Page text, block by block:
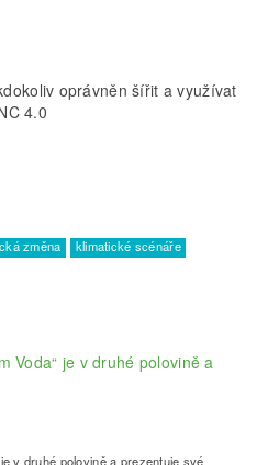
oprávněn šířit a využívat
4.0
změna
klimatické scénáře
Voda“ je v druhé polovině a
v druhé polovině a prezentuje své